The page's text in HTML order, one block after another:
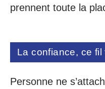
prennent toute la
La confiance, ce fil
Personne ne